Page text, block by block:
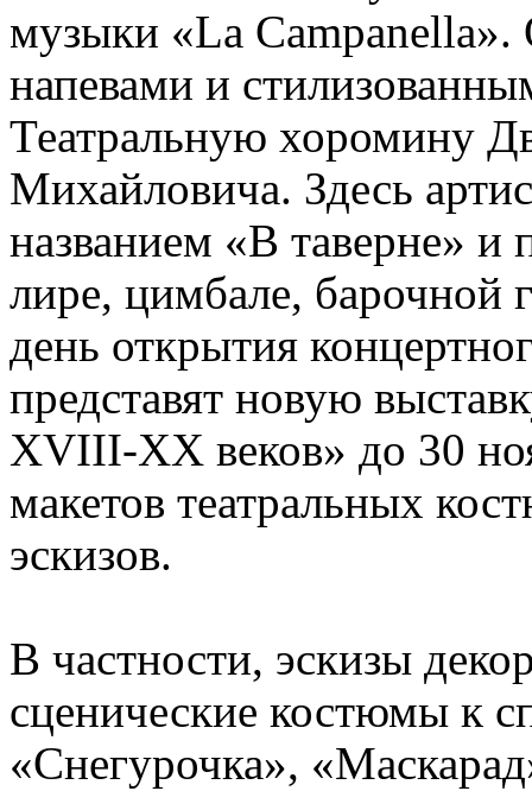
музыки «La Campanella».
напевами и
Театральную хоромину
Михайловича. Здесь
названием «В таверне» и
лире, цимбале, барочной
день открытия
представят новую
XVIII-XX веков» до 30
макетов театральных
эскизов.
В частности, эскизы
сценические костюмы к
«Снегурочка»,